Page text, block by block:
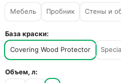
Мебель
Пробник Стены и
База краски:
Covering Wood Protector
Объем, л: